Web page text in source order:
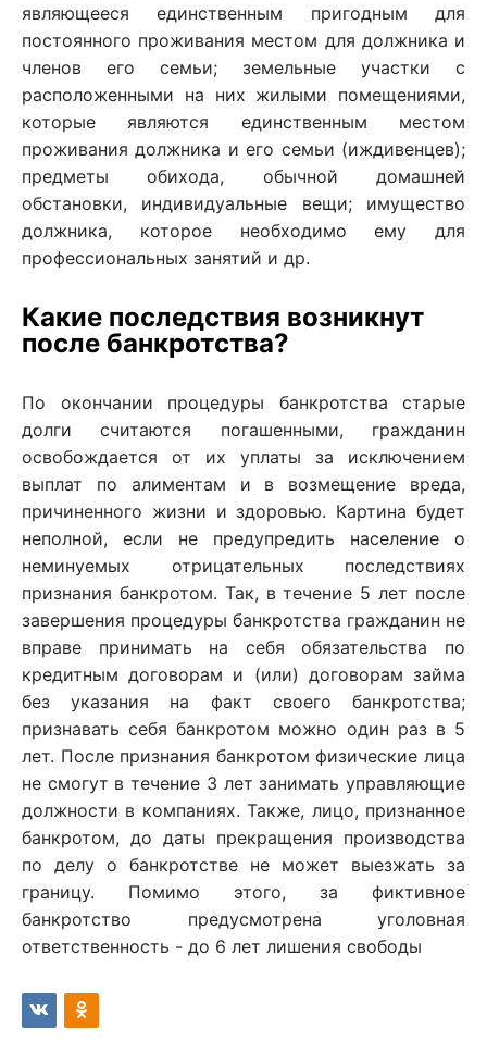
являющееся единственным пригодным для
постоянного проживания местом для должника и
членов его семьи; земельные участки с
расположенными на них жилыми помещениями,
которые являются единственным местом
проживания должника и его семьи (иждивенцев);
предметы обихода, обычной домашней
обстановки, индивидуальные вещи; имущество
должника, которое необходимо ему для
профессиональных занятий и др.
Какие последствия возникнут
после банкротства?
По окончании процедуры банкротства старые
долги считаются погашенными, гражданин
освобождается от их уплаты за исключением
выплат по алиментам и в возмещение вреда,
причиненного жизни и здоровью. Картина будет
неполной, если не предупредить население о
неминуемых отрицательных последствиях
признания банкротом. Так, в течение 5 лет после
завершения процедуры банкротства гражданин не
вправе принимать на себя обязательства по
кредитным договорам и (или) договорам займа
без указания на факт своего банкротства;
признавать себя банкротом можно один раз в 5
лет. После признания банкротом физические лица
не смогут в течение 3 лет занимать управляющие
должности в компаниях. Также, лицо, признанное
банкротом, до даты прекращения производства
по делу о банкротстве не может выезжать за
границу. Помимо этого, за фиктивное
банкротство предусмотрена уголовная
ответственность - до 6 лет лишения свободы